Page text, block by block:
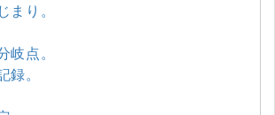
まり。
岐点。
録。